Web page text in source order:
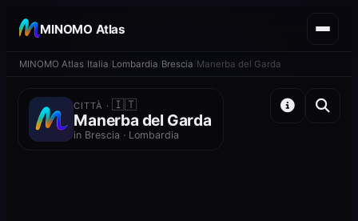
MINOMO Atlas
MINOMO Atlas Italia Lombardia Brescia Manerba del Garda
CITTÀ ·🇮🇹
Manerba del Garda
in Brescia · Lombardia